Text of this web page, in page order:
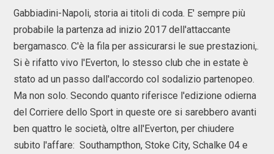
Gabbiadini-Napoli, storia ai titoli di coda. E' sempre più
probabile la partenza ad inizio 2017 dell'attaccante
bergamasco. C'è la fila per assicurarsi le sue prestazioni,.
Si è rifatto vivo l'Everton, lo stesso club che in estate è
stato ad un passo dall'accordo col sodalizio partenopeo.
Ma non solo. Secondo quanto riferisce l'edizione odierna
del Corriere dello Sport in queste ore si sarebbero avanti
ben quattro le società, oltre all'Everton, per chiudere
subito l'affare: Southampthon, Stoke City, Schalke 04 e